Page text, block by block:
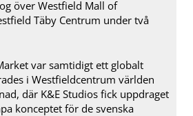
över Westfield Mall of
Täby Centrum under två
var samtidigt ett globalt
i Westfieldcentrum världen
där K&E Studios fick uppdraget
konceptet för de svenska